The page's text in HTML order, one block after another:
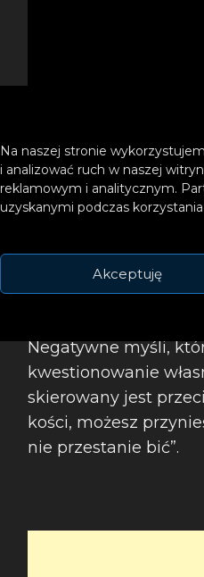
Na naszej stronie
i analizować ruch w naszej
reklamowym i analitycznym.
uzyskanymi podczas korzystania
Akceptuję
Negatywne myśli,
kwestionowanie
skierowany jest
kości, możesz
nie przestanie bić”.